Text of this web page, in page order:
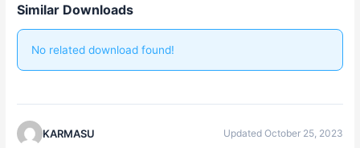
Similar Downloads
No related download found!
KARMASU Updated October 25, 2023